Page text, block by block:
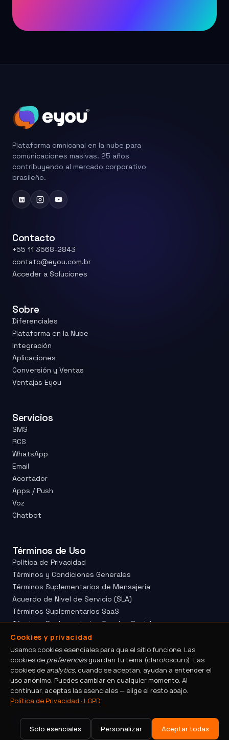
Plataforma omnicanal en la nube para
comunicaciones masivas. 25 años
contribuyendo al mercado corporativo
brasileño.
Contacto
+55 11 3568-2843
contato@eyou.com.br
Acceder a Soluciones
Sobre
Diferenciales
Plataforma en la Nube
Integración
Aplicaciones
Conversión y Ventas
Ventajas Eyou
Servicios
SMS
RCS
WhatsApp
Email
Acortador
Apps / Push
Voz
Chatbot
Términos de Uso
Política de Privacidad
Términos y Condiciones Generales
Términos Suplementarios de Mensajería
Acuerdo de Nivel de Servicio (SLA)
Términos Suplementarios SaaS
Términos Suplementarios Canales Sociales
Mapa del Sitio
Canal de Ética
Divulgación Responsable
© 2026 Eyou. Todos los derechos reservados.
CNPJ: 04.526.293/0001-21
Administrar cookies
Cookies y privacidad
Usamos cookies esenciales para que el sitio funcione. Las
cookies de preferenciasguardan tu tema (claro/oscuro). Las
cookies de analytics, cuando se aceptan, ayudan a entender el
uso anónimo. Puedes cambiar en cualquier momento. Al
continuar, aceptas las esenciales — elige el resto abajo.
Política de Privacidad · LGPD
Solo esenciales Personalizar Aceptar todas